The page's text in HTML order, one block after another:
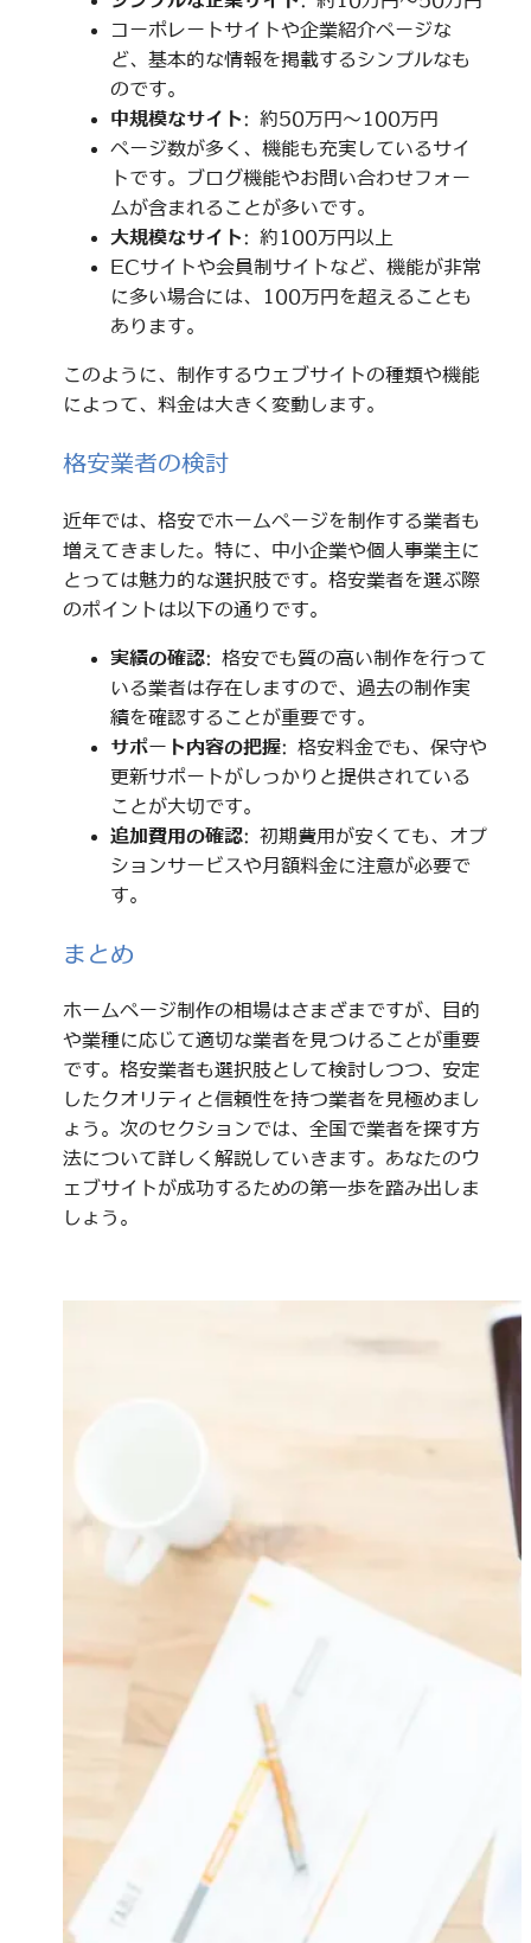
コーポレートサイトや企業紹介ページな
ど、基本的な情報を掲載するシンプルなも
のです。
中規模なサイト: 約50万円～100万円
ページ数が多く、機能も充実しているサイ
トです。ブログ機能やお問い合わせフォー
ムが含まれることが多いです。
大規模なサイト: 約100万円以上
ECサイトや会員制サイトなど、機能が非常
に多い場合には、100万円を超えることも
あります。
このように、制作するウェブサイトの種類や機能
によって、料金は大きく変動します。
格安業者の検討
近年では、格安でホームページを制作する業者も
増えてきました。特に、中小企業や個人事業主に
とっては魅力的な選択肢です。格安業者を選ぶ際
のポイントは以下の通りです。
実績の確認: 格安でも質の高い制作を行って
いる業者は存在しますので、過去の制作実
績を確認することが重要です。
サポート内容の把握: 格安料金でも、保守や
更新サポートがしっかりと提供されている
ことが大切です。
追加費用の確認: 初期費用が安くても、オプ
ションサービスや月額料金に注意が必要で
す。
まとめ
ホームページ制作の相場はさまざまですが、目的
や業種に応じて適切な業者を見つけることが重要
です。格安業者も選択肢として検討しつつ、安定
したクオリティと信頼性を持つ業者を見極めまし
ょう。次のセクションでは、全国で業者を探す方
法について詳しく解説していきます。あなたのウ
ェブサイトが成功するための第一歩を踏み出しま
しょう。